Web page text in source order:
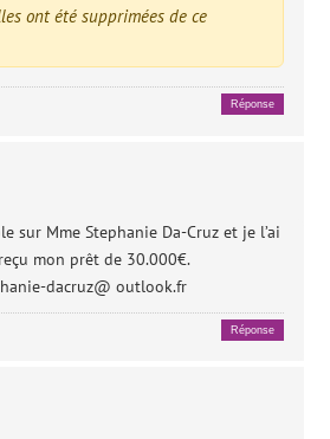
ont été supprimées de ce
Réponse
sur Mme Stephanie Da-Cruz et je l’ai
mon prêt de 30.000€.
dacruz@ outlook.fr
Réponse